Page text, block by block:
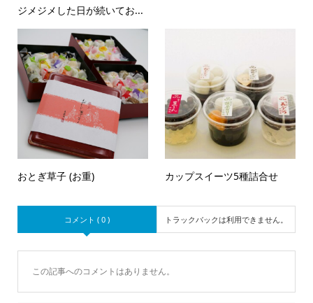
ジメジメした日が続いてお...
おとぎ草子 (お重) カップスイーツ5種詰合せ
コメント ( 0 ) トラックバックは利用できません。
この記事へのコメントはありません。